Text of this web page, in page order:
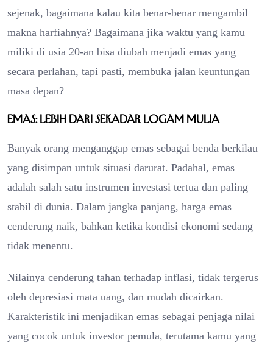
sejenak, bagaimana kalau kita benar-benar mengambil
makna harfiahnya? Bagaimana jika waktu yang kamu
miliki di usia 20-an bisa diubah menjadi emas yang
secara perlahan, tapi pasti, membuka jalan keuntungan
masa depan?
Emas: Lebih dari Sekadar Logam Mulia
Banyak orang menganggap emas sebagai benda berkilau
yang disimpan untuk situasi darurat. Padahal, emas
adalah salah satu instrumen investasi tertua dan paling
stabil di dunia. Dalam jangka panjang, harga emas
cenderung naik, bahkan ketika kondisi ekonomi sedang
tidak menentu.
Nilainya cenderung tahan terhadap inflasi, tidak tergerus
oleh depresiasi mata uang, dan mudah dicairkan.
Karakteristik ini menjadikan emas sebagai penjaga nilai
yang cocok untuk investor pemula, terutama kamu yang